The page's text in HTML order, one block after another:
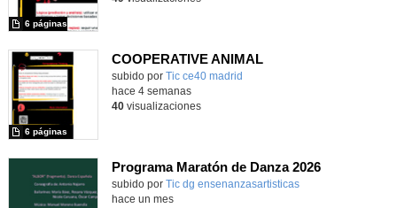
6 páginas
COOPERATIVE ANIMAL
subido por Tic ce40 madrid
6 páginas
hace 4 semanas
40visualizaciones
Programa Maratón de Danza 2026
Contenido educativo.
subido por Tic dg ensenanzasartisticas-
hace un mes